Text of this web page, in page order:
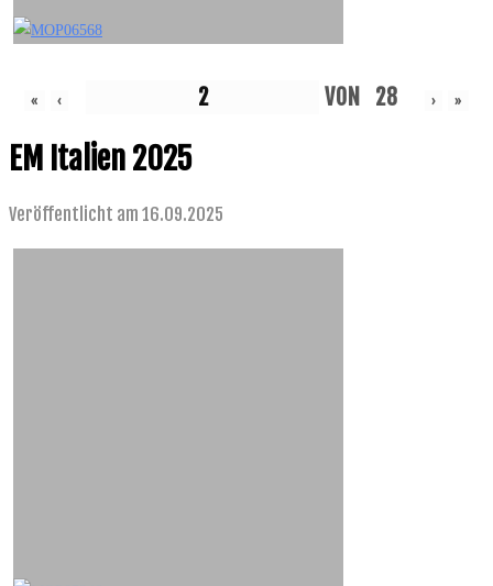
« ‹ VON 28 › »
EM Italien 2025
Veröffentlicht am 16.09.2025